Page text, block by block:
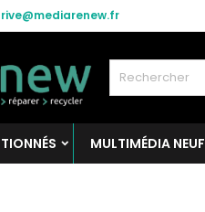
MULTIMÉDIA NEUF